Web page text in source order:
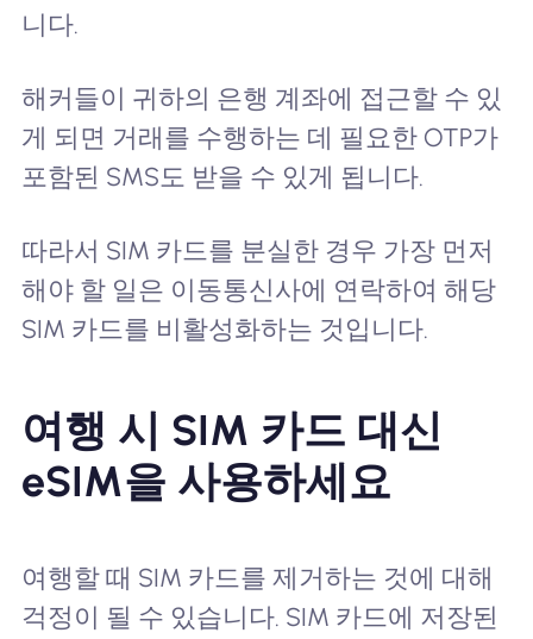
니다.
해커들이 귀하의 은행 계좌에 접근할 수 있
게 되면 거래를 수행하는 데 필요한 OTP가
포함된 SMS도 받을 수 있게 됩니다.
따라서 SIM 카드를 분실한 경우 가장 먼저
해야 할 일은 이동통신사에 연락하여 해당
SIM 카드를 비활성화하는 것입니다.
여행 시 SIM 카드 대신
eSIM을 사용하세요
여행할 때 SIM 카드를 제거하는 것에 대해
걱정이 될 수 있습니다. SIM 카드에 저장된